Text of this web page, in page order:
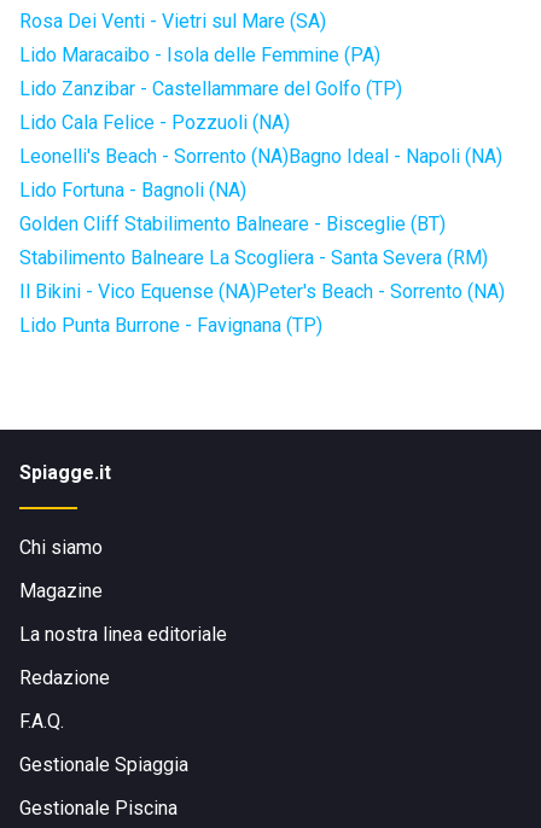
Rosa Dei Venti - Vietri sul Mare (SA)
Lido Maracaibo - Isola delle Femmine (PA)
Lido Zanzibar - Castellammare del Golfo (TP)
Lido Cala Felice - Pozzuoli (NA)
Leonelli's Beach - Sorrento (NA)Bagno Ideal - Napoli (NA)
Lido Fortuna - Bagnoli (NA)
Golden Cliff Stabilimento Balneare - Bisceglie (BT)
Stabilimento Balneare La Scogliera - Santa Severa (RM)
Il Bikini - Vico Equense (NA)Peter's Beach - Sorrento (NA)
Lido Punta Burrone - Favignana (TP)
Spiagge.it
Chi siamo
Magazine
La nostra linea editoriale
Redazione
F.A.Q.
Gestionale Spiaggia
Gestionale Piscina